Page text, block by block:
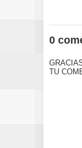
0
TU